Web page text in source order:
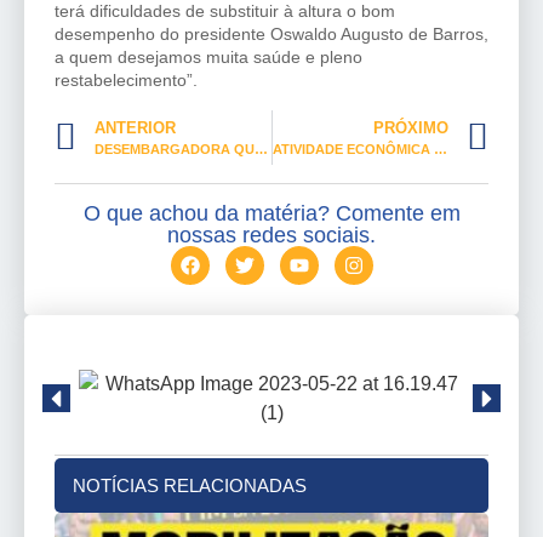
terá dificuldades de substituir à altura o bom
desempenho do presidente Oswaldo Augusto de Barros,
a quem desejamos muita saúde e pleno
restabelecimento”.
ANTERIOR
DESEMBARGADORA QUER MUDANÇAS NA REFORMA TRABALHISTA
PRÓXIMO
ATIVIDADE ECONÔMICA CAIU 1,13% EM AGOSTO
O que achou da matéria? Comente em
nossas redes sociais.
NOTÍCIAS RELACIONADAS